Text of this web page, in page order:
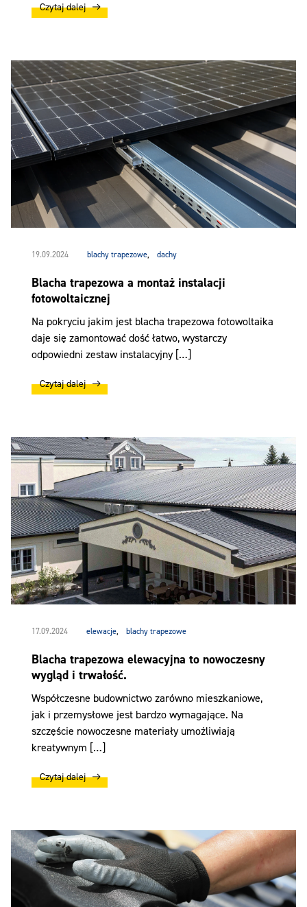
Czytaj dalej
19.09.2024 blachy trapezowe, dachy
Blacha trapezowa a montaż instalacji
fotowoltaicznej
Na pokryciu jakim jest blacha trapezowa fotowoltaika
daje się zamontować dość łatwo, wystarczy
odpowiedni zestaw instalacyjny […]
Czytaj dalej
17.09.2024 elewacje, blachy trapezowe
Blacha trapezowa elewacyjna to nowoczesny
wygląd i trwałość.
Współczesne budownictwo zarówno mieszkaniowe,
jak i przemysłowe jest bardzo wymagające. Na
szczęście nowoczesne materiały umożliwiają
kreatywnym […]
Czytaj dalej